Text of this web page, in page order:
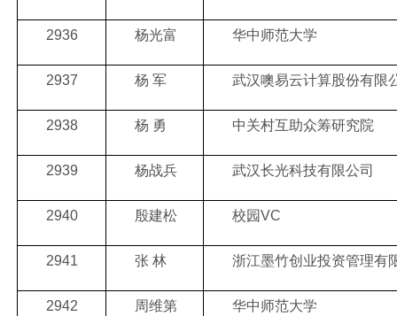
2936 杨光富 华中师范大学
2937 杨 军 武汉噢易云计算股份有限
2938 杨 勇 中关村互助众筹研究院
2939 杨战兵 武汉长光科技有限公司
2940 殷建松 校园VC
2941 张 林 浙江墨竹创业投资管理有
2942 周维第 华中师范大学